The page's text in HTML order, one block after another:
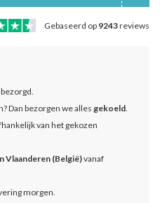
Gebaseerd op 9243reviews
bezorgd.
Dan bezorgen we alles gekoeld.
van het gekozen
Vlaanderen (België)vanaf
morgen.